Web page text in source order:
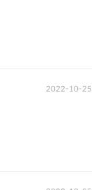
2022-10-25